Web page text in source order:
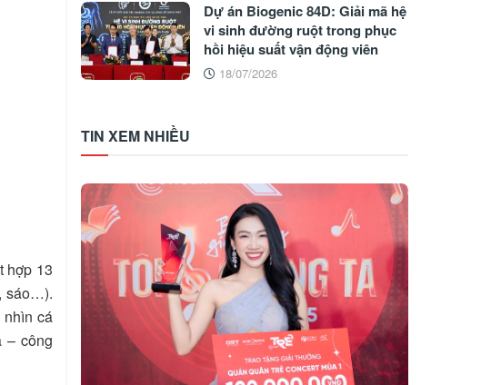
hợp 13
sáo…).
cá
– công
Dự án Biogenic 84D: Giải mã hệ
vi sinh đường ruột trong phục
hồi hiệu suất vận động viên
18/07/2026
TIN XEM NHIỀU